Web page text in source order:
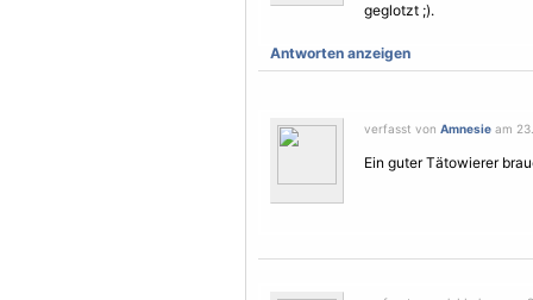
geglotzt ;).
Antworten anzeigen
verfasst von Amnesie am
Ein guter Tätowierer